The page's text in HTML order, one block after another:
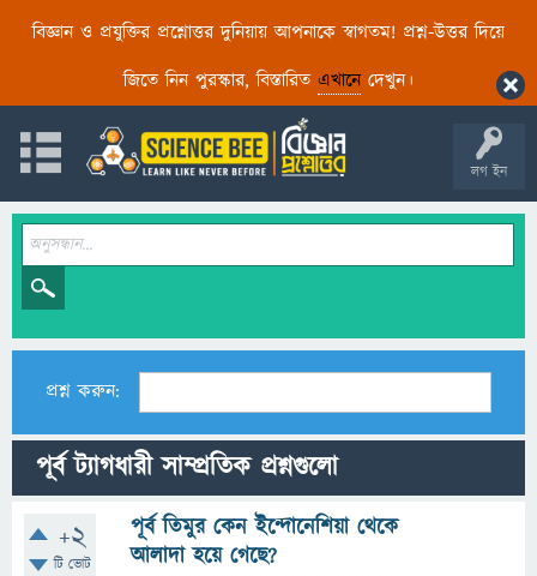
বিজ্ঞান ও প্রযুক্তির প্রশ্নোত্তর দুনিয়ায় আপনাকে স্বাগতম! প্রশ্ন-উত্তর দিয়ে
জিতে নিন পুরস্কার, বিস্তারিত এখানেদেখুন।
লগ ইন
প্রশ্ন করুন:
পূর্ব ট্যাগধারী সাম্প্রতিক প্রশ্নগুলো
+2
টি ভোট
পূর্ব তিমুর কেন ইন্দোনেশিয়া থেকে
আলাদা হয়ে গেছে?